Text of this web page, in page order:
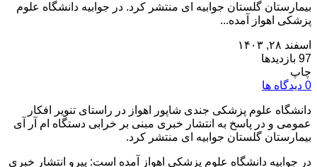
بیمارستان گلستان جوابیه ای منتشر کرد. در جوابیه دانشگاه علوم
پزشکی اهواز آمده...
اسفند ۲۸, ۱۴۰۳
97 بازدیدها
چاپ
0 دیدگاه ها
دانشگاه علوم پزشکی جندی شاپور اهواز در راستای تنویر افکار
عمومی و در پاسخ به انتشار خبری مبنی بر خرابی دستگاه ام آر آی
بیمارستان گلستان جوابیه ای منتشر کرد.
در جوابیه دانشگاه علوم پزشکی اهواز آمده است: پیرو انتشار خبری